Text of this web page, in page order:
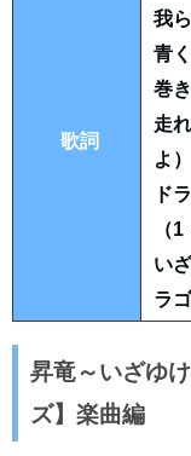
歌詞
我
青
巻
走
よ）
ド
（
い
ラ
昇竜～いざゆ
ズ】楽曲編